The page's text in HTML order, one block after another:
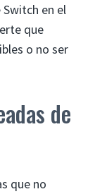
en el
que
o no ser
de
que no